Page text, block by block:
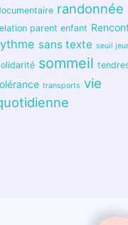
randonnée
parent enfant
sans texte seuil
sommeil
transports vie